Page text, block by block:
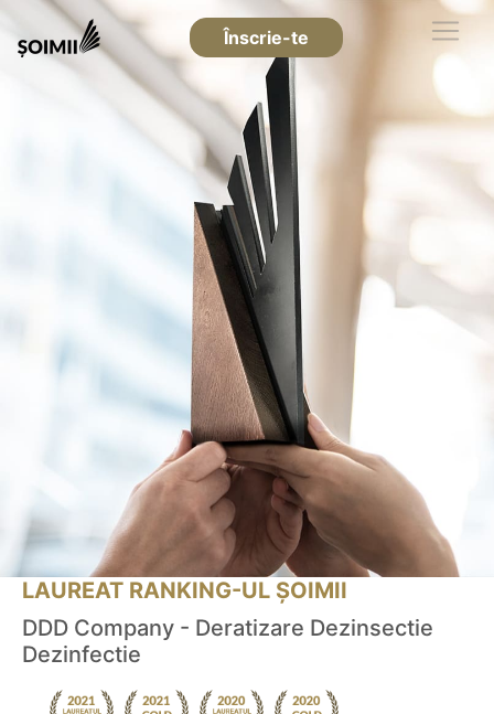
Înscrie-te
LAUREAT RANKING-UL ȘOIMII
DDD Company - Deratizare Dezinsectie
Dezinfectie